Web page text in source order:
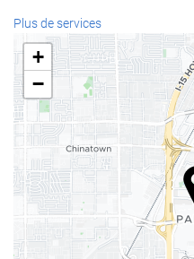
Nourriture et boissons
Restaurant à la carte
Bar
Café sur place
Bien-être
Spa
Sauna
Salle de Fitness
Plus de services
+
−